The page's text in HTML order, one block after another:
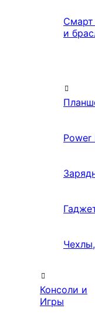
и
Power
Консоли и
Игры